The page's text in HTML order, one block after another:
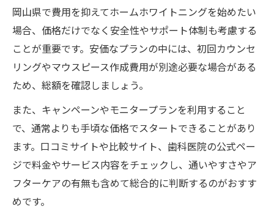
岡山県で費用を抑えてホームホワイトニングを始めたい
場合、価格だけでなく安全性やサポート体制も考慮する
ことが重要です。安価なプランの中には、初回カウンセ
リングやマウスピース作成費用が別途必要な場合がある
ため、総額を確認しましょう。
また、キャンペーンやモニタープランを利用すること
で、通常よりも手頃な価格でスタートできることがあり
ます。口コミサイトや比較サイト、歯科医院の公式ペー
ジで料金やサービス内容をチェックし、通いやすさやア
フターケアの有無も含めて総合的に判断するのがおすす
めです。